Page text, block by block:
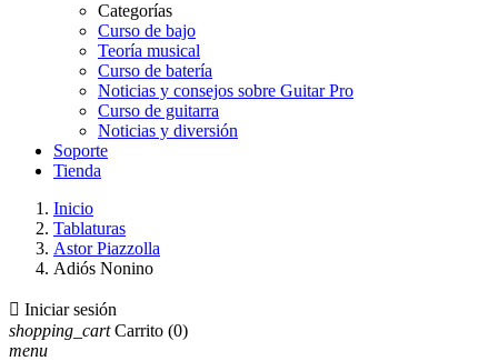
Categorías
Curso de bajo
Teoría musical
Curso de batería
Noticias y consejos sobre Guitar Pro
Curso de guitarra
Noticias y diversión
Soporte
Tienda
Inicio
Tablaturas
Astor Piazzolla
Adiós Nonino
 Iniciar sesión
shopping_cart Carrito (0)
menu